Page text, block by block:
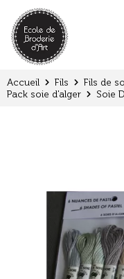
Accueil Fils Fils de
Pack soie d'alger
Soie
Panneau de gestion des